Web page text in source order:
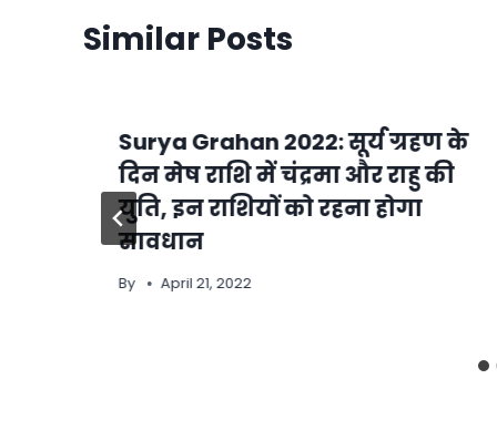
Similar Posts
Surya Grahan 2022: सूर्य ग्रहण के
दिन मेष राशि में चंद्रमा और राहु की
युति, इन राशियों को रहना होगा
सावधान
By April 21, 2022